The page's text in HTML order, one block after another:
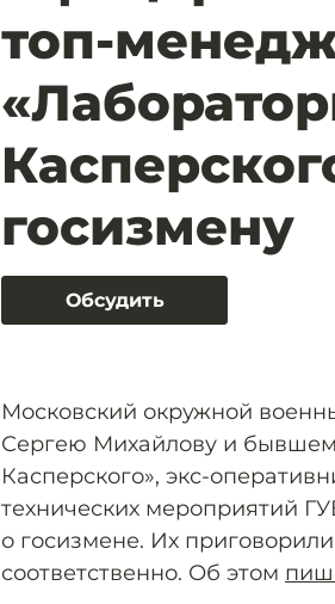
топ-
госизмену
Обсудить
Московский окружной
Сергею Михайлову и
Касперского», экс-
технических мероприятий
о госизмене. Их
соответственно. Об этом